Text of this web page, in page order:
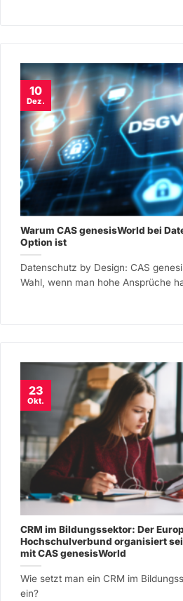
Warum CAS genesisWorld bei
Option ist
Datenschutz by Design: CAS
Wahl, wenn man hohe Ansprüche
10
Dez.
CRM im Bildungssektor: Der
Hochschulverbund organisiert
mit CAS genesisWorld
Wie setzt man ein CRM im
ein?
23
Okt.